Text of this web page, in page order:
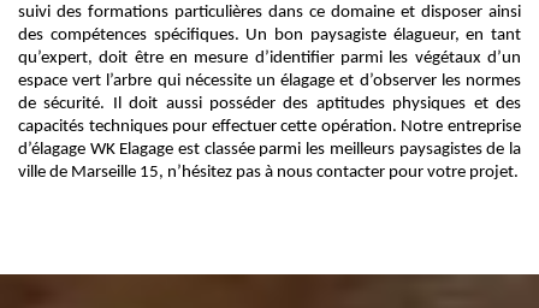
suivi des formations particulières dans ce domaine et disposer ainsi
des compétences spécifiques. Un bon paysagiste élagueur, en tant
qu’expert, doit être en mesure d’identifier parmi les végétaux d’un
espace vert l’arbre qui nécessite un élagage et d’observer les normes
de sécurité. Il doit aussi posséder des aptitudes physiques et des
capacités techniques pour effectuer cette opération. Notre entreprise
d’élagage WK Elagage est classée parmi les meilleurs paysagistes de la
ville de Marseille 15, n’hésitez pas à nous contacter pour votre projet.